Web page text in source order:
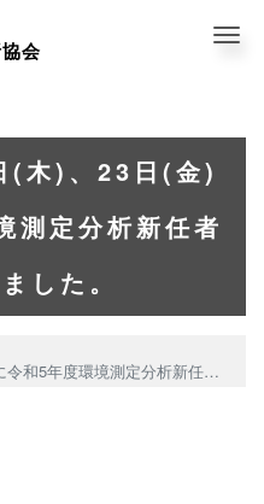
会
(木)、23日(金)
測定分析新任者
した。
測定分析新任者研修会を実施しました。